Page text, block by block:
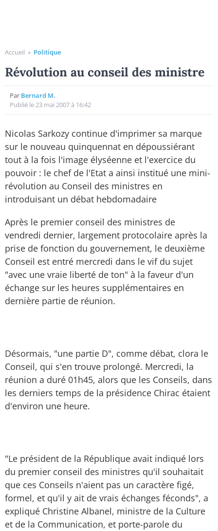
Accueil » Politique
Révolution au conseil des ministre
Par Bernard M.
Publié le 23 mai 2007 à 16:42
Nicolas Sarkozy continue d'imprimer sa marque
sur le nouveau quinquennat en dépoussiérant
tout à la fois l'image élyséenne et l'exercice du
pouvoir : le chef de l'Etat a ainsi institué une mini-
révolution au Conseil des ministres en
introduisant un débat hebdomadaire
Après le premier conseil des ministres de
vendredi dernier, largement protocolaire après la
prise de fonction du gouvernement, le deuxième
Conseil est entré mercredi dans le vif du sujet
"avec une vraie liberté de ton" à la faveur d'un
échange sur les heures supplémentaires en
dernière partie de réunion.
Désormais, "une partie D", comme débat, clora le
Conseil, qui s'en trouve prolongé. Mercredi, la
réunion a duré 01h45, alors que les Conseils, dans
les derniers temps de la présidence Chirac étaient
d'environ une heure.
"Le président de la République avait indiqué lors
du premier conseil des ministres qu'il souhaitait
que ces Conseils n'aient pas un caractère figé,
formel, et qu'il y ait de vrais échanges féconds", a
expliqué Christine Albanel, ministre de la Culture
et de la Communication, et porte-parole du